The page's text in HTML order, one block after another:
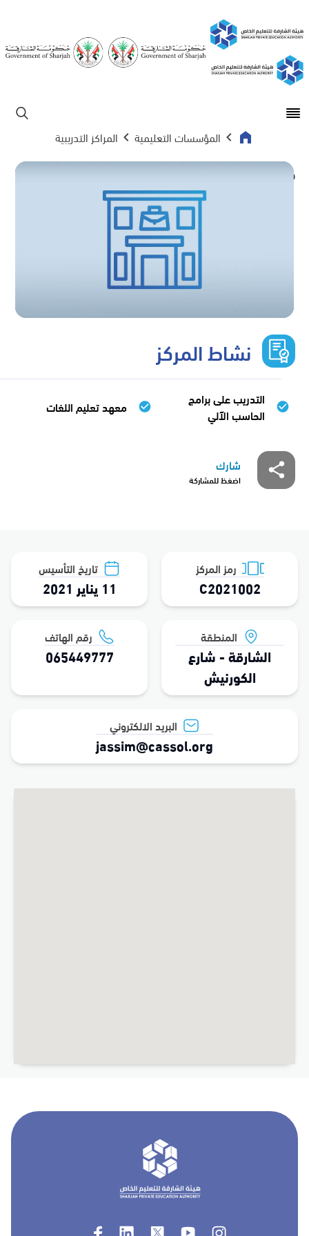
Open main menu
المؤسسات التعليمية المراكز التدريبية
نشاط المركز
التدريب على برامج
الحاسب الآلي
معهد تعليم اللغات
شارك
اضغظ للمشاركة
حلول التقييم الابداعي ذ م م
رمز المركز
C2021002
تاريخ التأسيس
11 يناير 2021
المنطقة
الشارقة - شارع
الكورنيش
رقم الهاتف
065449777
البريد الالكتروني
jassim@cassol.org